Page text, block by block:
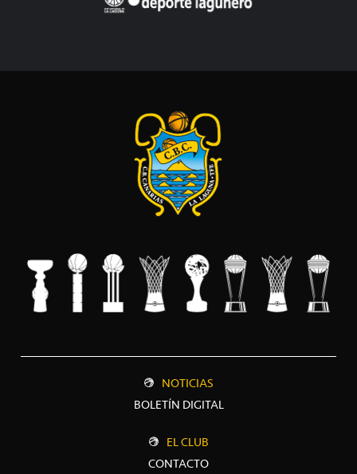
NOTICIAS
BOLETÍN DIGITAL
EL CLUB
CONTACTO